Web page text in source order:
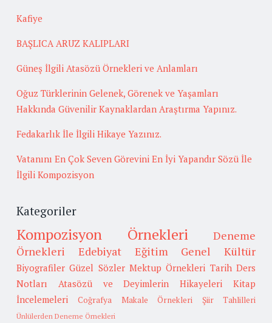
Kafiye
BAŞLICA ARUZ KALIPLARI
Güneş İlgili Atasözü Örnekleri ve Anlamları
Oğuz Türklerinin Gelenek, Görenek ve Yaşamları
Hakkında Güvenilir Kaynaklardan Araştırma Yapınız.
Fedakarlık İle İlgili Hikaye Yazınız.
Vatanını En Çok Seven Görevini En İyi Yapandır Sözü İle
İlgili Kompozisyon
Kategoriler
Kompozisyon Örnekleri
Deneme
Örnekleri
Edebiyat Eğitim Genel Kültür
Biyografiler Güzel Sözler Mektup Örnekleri Tarih Ders
Notları
Atasözü ve Deyimlerin Hikayeleri
Kitap
İncelemeleri
Coğrafya Makale Örnekleri Şiir Tahlilleri
Ünlülerden Deneme Örnekleri